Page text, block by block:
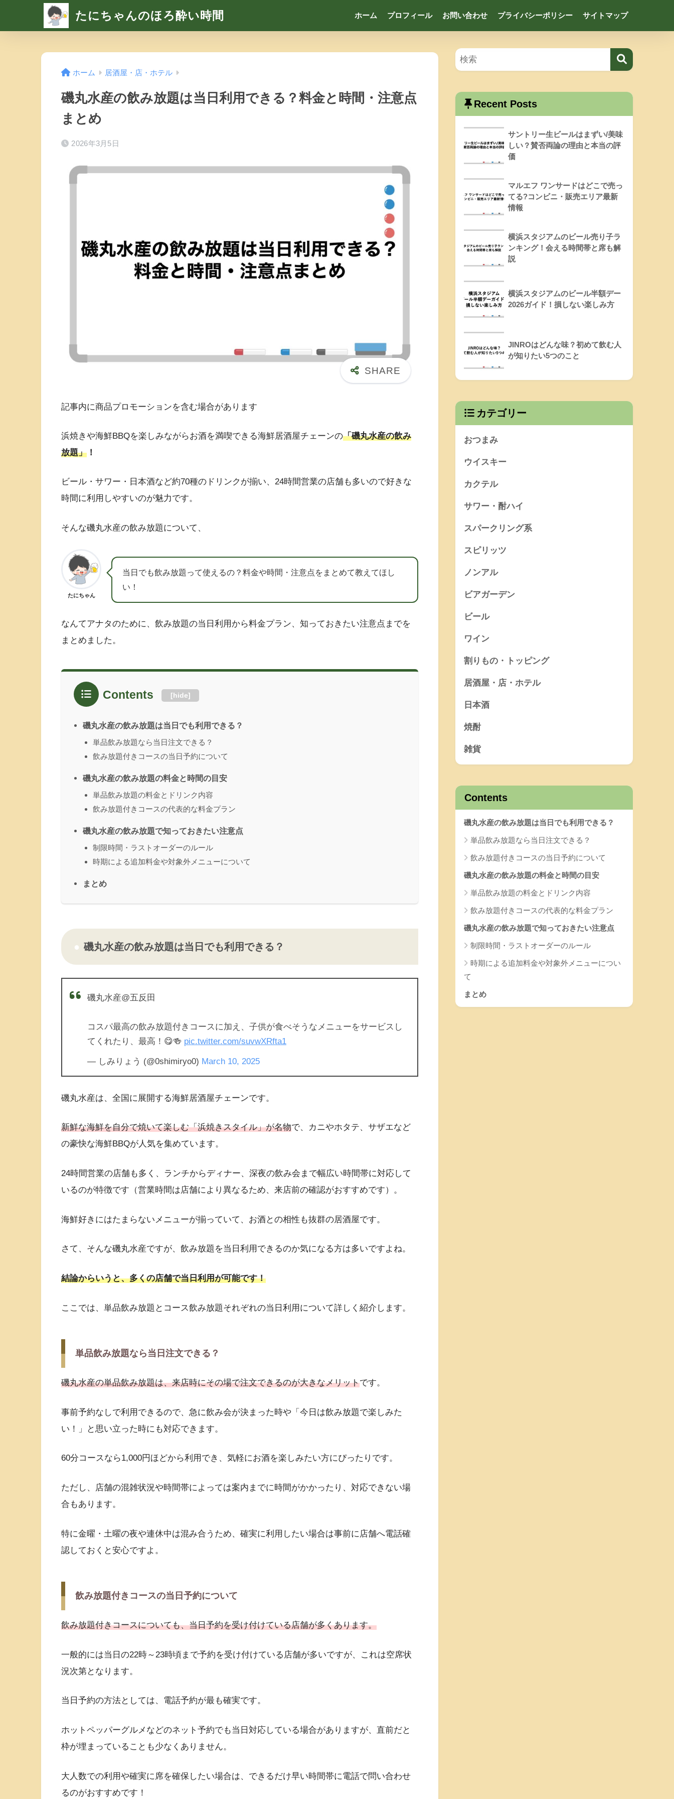
たにちゃんのほろ酔い時間 ホーム プロフィール お問い合わせ プライバシーポリシー サイトマップ
ホーム 居酒屋・店・ホテル
磯丸水産の飲み放題は当日利用できる？料金と時間・注意点
まとめ
2026年3月5日
記事内に商品プロモーションを含む場合があります
浜焼きや海鮮BBQを楽しみながらお酒を満喫できる海鮮居酒屋チェーンの「磯丸水産の飲み
放題」 ！
ビール・サワー・日本酒など約70種のドリンクが揃い、24時間営業の店舗も多いので好きな
時間に利用しやすいのが魅力です。
そんな磯丸水産の飲み放題について、
たにちゃん
当日でも飲み放題って使えるの？料金や時間・注意点をまとめて教えてほし
い！
なんてアナタのために、飲み放題の当日利用から料金プラン、知っておきたい注意点までを
まとめました。
Contents [hide]
磯丸水産の飲み放題は当日でも利用できる？
単品飲み放題なら当日注文できる？
飲み放題付きコースの当日予約について
磯丸水産の飲み放題の料金と時間の目安
単品飲み放題の料金とドリンク内容
飲み放題付きコースの代表的な料金プラン
磯丸水産の飲み放題で知っておきたい注意点
制限時間・ラストオーダーのルール
時期による追加料金や対象外メニューについて
まとめ
磯丸水産の飲み放題は当日でも利用できる？
磯丸水産@五反田
コスパ最高の飲み放題付きコースに加え、子供が食べそうなメニューをサービスし
てくれたり、最高！😋🍻 pic.twitter.com/suvwXRfta1
— しみりょう (@0shimiryo0) March 10, 2025
磯丸水産は、全国に展開する海鮮居酒屋チェーンです。
新鮮な海鮮を自分で焼いて楽しむ「浜焼きスタイル」が名物で、カニやホタテ、サザエなど
の豪快な海鮮BBQが人気を集めています。
24時間営業の店舗も多く、ランチからディナー、深夜の飲み会まで幅広い時間帯に対応して
いるのが特徴です（営業時間は店舗により異なるため、来店前の確認がおすすめです）。
海鮮好きにはたまらないメニューが揃っていて、お酒との相性も抜群の居酒屋です。
さて、そんな磯丸水産ですが、飲み放題を当日利用できるのか気になる方は多いですよね。
結論からいうと、多くの店舗で当日利用が可能です！
ここでは、単品飲み放題とコース飲み放題それぞれの当日利用について詳しく紹介します。
単品飲み放題なら当日注文できる？
磯丸水産の単品飲み放題は、来店時にその場で注文できるのが大きなメリットです。
事前予約なしで利用できるので、急に飲み会が決まった時や「今日は飲み放題で楽しみた
い！」と思い立った時にも対応できます。
60分コースなら1,000円ほどから利用でき、気軽にお酒を楽しみたい方にぴったりです。
ただし、店舗の混雑状況や時間帯によっては案内までに時間がかかったり、対応できない場
合もあります。
特に金曜・土曜の夜や連休中は混み合うため、確実に利用したい場合は事前に店舗へ電話確
認しておくと安心ですよ。
飲み放題付きコースの当日予約について
飲み放題付きコースについても、当日予約を受け付けている店舗が多くあります。
一般的には当日の22時～23時頃まで予約を受け付けている店舗が多いですが、これは空席状
況次第となります。
当日予約の方法としては、電話予約が最も確実です。
ホットペッパーグルメなどのネット予約でも当日対応している場合がありますが、直前だと
枠が埋まっていることも少なくありません。
大人数での利用や確実に席を確保したい場合は、できるだけ早い時間帯に電話で問い合わせ
るのがおすすめです！
Recent Posts
サントリー生ビールはまずい/美味
しい？賛否両論の理由と本当の評
価
マルエフ ワンサードはどこで売っ
てる?コンビニ・販売エリア最新
情報
横浜スタジアムのビール売り子ラ
ンキング！会える時間帯と席も解
説
横浜スタジアムのビール半額デー
2026ガイド！損しない楽しみ方
JINROはどんな味？初めて飲む人
が知りたい5つのこと
カテゴリー
おつまみ
ウイスキー
カクテル
サワー・酎ハイ
スパークリング系
スピリッツ
ノンアル
ビアガーデン
ビール
ワイン
割りもの・トッピング
居酒屋・店・ホテル
日本酒
焼酎
雑貨
Contents
磯丸水産の飲み放題は当日でも利用できる？
単品飲み放題なら当日注文できる？
飲み放題付きコースの当日予約について
磯丸水産の飲み放題の料金と時間の目安
単品飲み放題の料金とドリンク内容
飲み放題付きコースの代表的な料金プラン
磯丸水産の飲み放題で知っておきたい注意点
制限時間・ラストオーダーのルール
時期による追加料金や対象外メニューについ
て
まとめ